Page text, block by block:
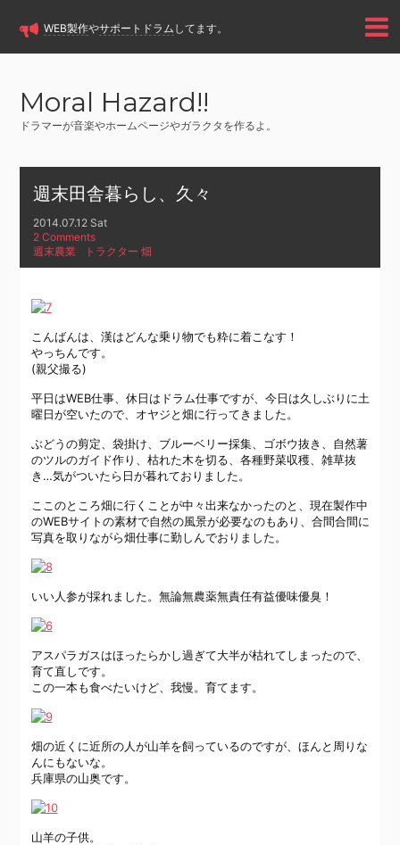
WEB製作やサポートドラム してます。
Moral Hazard!!
ドラマーが音楽やホームページやガラクタを作るよ。
週末田舎暮らし、久々
2014.07.12 Sat
2 Comments
週末農業
トラクター,畑
こんばんは、漢はどんな乗り物でも粋に着こなす！
やっちんです。
(親父撮る)
平日はWEB仕事、休日はドラム仕事ですが、今日は久しぶりに土
曜日が空いたので、オヤジと畑に行ってきました。
ぶどうの剪定、袋掛け、ブルーベリー採集、ゴボウ抜き、自然薯
のツルのガイド作り、枯れた木を切る、各種野菜収穫、雑草抜
き…気がついたら日が暮れておりました。
ここのところ畑に行くことが中々出来なかったのと、現在製作中
のWEBサイトの素材で自然の風景が必要なのもあり、合間合間に
写真を取りながら畑仕事に勤しんでおりました。
いい人参が採れました。無論無農薬無責任有益優味優臭！
アスパラガスはほったらかし過ぎて大半が枯れてしまったので、
育て直しです。
この一本も食べたいけど、我慢。育てます。
畑の近くに近所の人が山羊を飼っているのですが、ほんと周りな
んにもないな。
兵庫県の山奥です。
山羊の子供。